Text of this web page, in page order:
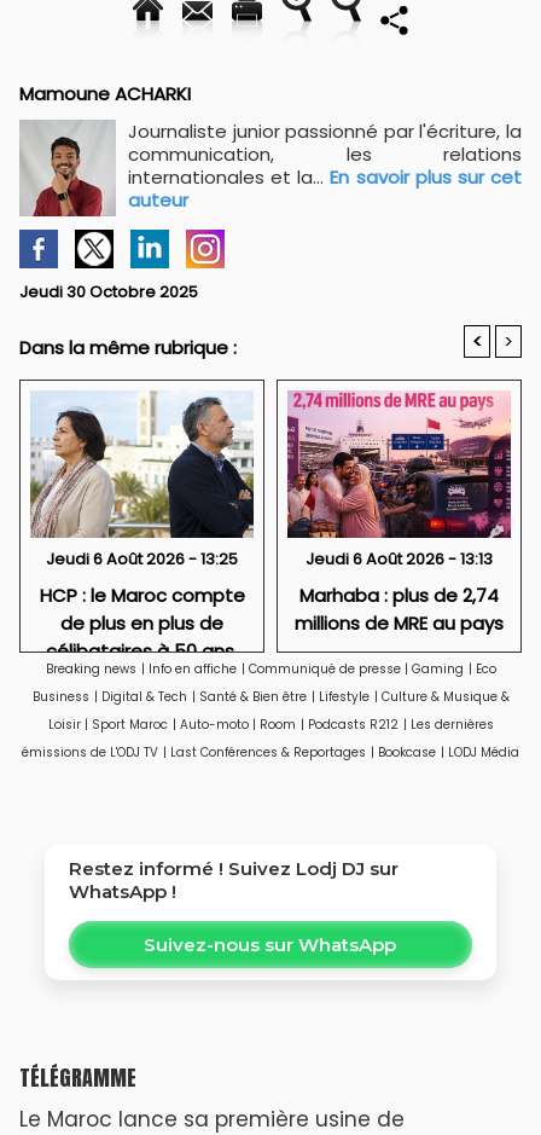
Mamoune ACHARKI
Journaliste junior passionné par l'écriture, la
communication, les relations
internationales et la...En savoir plus sur cet
auteur
Jeudi 30 Octobre 2025
Dans la même rubrique : < >
Jeudi 6 Août 2026 - 13:25
HCP : le Maroc compte
de plus en plus de
célibataires à 50 ans,
particulièrement des
femmes
Jeudi 6 Août 2026 - 13:13
Marhaba : plus de 2,74
millions de MRE au pays
Breaking news | Info en affiche | Communiqué de presse | Gaming | Eco
Business | Digital & Tech | Santé & Bien être | Lifestyle | Culture & Musique &
Loisir | Sport Maroc | Auto-moto | Room | Podcasts R212 | Les dernières
émissions de L'ODJ TV | Last Conférences & Reportages | Bookcase | LODJ Média
Restez informé ! Suivez Lodj DJ sur
WhatsApp !
Suivez-nous sur WhatsApp
TÉLÉGRAMME
Le Maroc lance sa première usine de